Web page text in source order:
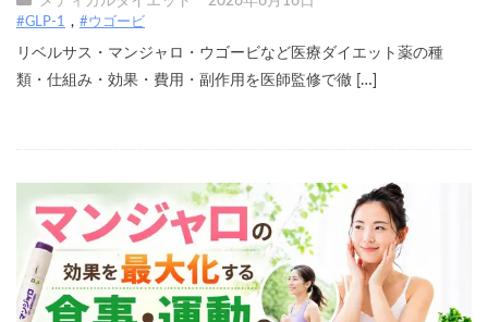
#GLP-1 #ウゴービ
リベルサス・マンジャロ・ウゴービなど医療ダイエット薬の種
類・仕組み・効果・費用・副作用を医師監修で徹 […]